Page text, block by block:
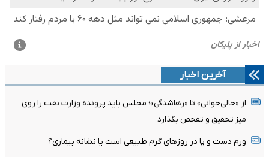
آخرین اخبار
از «خالی‌خوانی» تا «رهاشدگی»؛ مجلس باید پرونده وزارت نفت را روی
میز تحقیق و تفحص بگذارد
ورم دست و پا در روزهای گرم طبیعی است یا نشانه بیماری؟